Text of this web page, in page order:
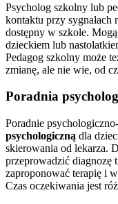
Psycholog szkolny lub
kontaktu przy sygnałach
dostępny w szkole.
dzieckiem lub
Pedagog szkolny może
zmianę, ale nie wie, od
Poradnia
Poradnie
psychologiczną dla
skierowania od lekarza.
przeprowadzić diagnozę
zaproponować terapię i
Czas oczekiwania jest